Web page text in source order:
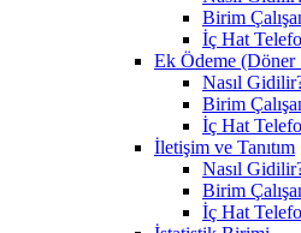
Birim
İç Hat
Ek Ödeme (Döner
Nasıl
Birim
İç Hat
İletişim ve Tanıtım
Nasıl
Birim
İç Hat